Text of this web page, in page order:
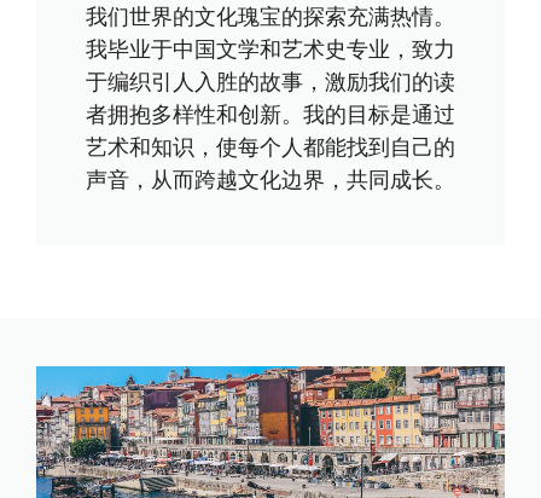
我们世界的文化瑰宝的探索充满热情。
我毕业于中国文学和艺术史专业，致力
于编织引人入胜的故事，激励我们的读
者拥抱多样性和创新。我的目标是通过
艺术和知识，使每个人都能找到自己的
声音，从而跨越文化边界，共同成长。